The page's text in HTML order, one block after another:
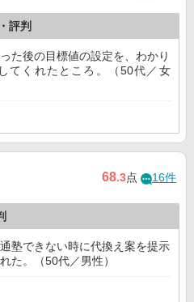
評判
た後の目標値の設定を、わかり
てくれたところ。（50代／女
68.3点 16件
塾できない時に代換え案を提示
た。（50代／男性）